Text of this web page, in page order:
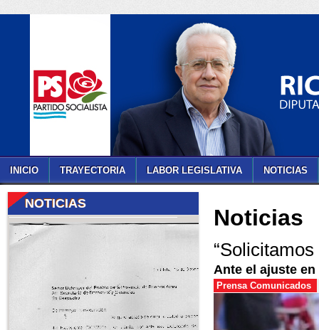
INICIO TRAYECTORIA LABOR LEGISLATIVA NOTICIAS
NOTICIAS
Noticias
Ante el ajuste
Prensa Comunicados